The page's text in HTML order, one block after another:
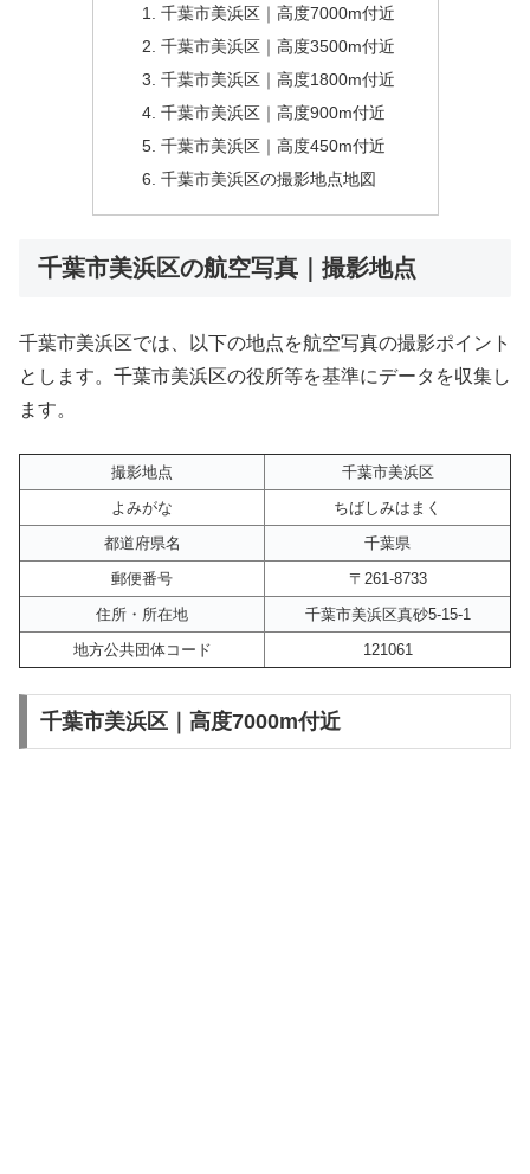
千葉市美浜区｜高度7000m付近
千葉市美浜区｜高度3500m付近
千葉市美浜区｜高度1800m付近
千葉市美浜区｜高度900m付近
千葉市美浜区｜高度450m付近
千葉市美浜区の撮影地点地図
千葉市美浜区の航空写真｜撮影地点
千葉市美浜区では、以下の地点を航空写真の撮影ポイント
とします。千葉市美浜区の役所等を基準にデータを収集し
ます。
撮影地点
千葉市美浜区
よみがな
ちばしみはまく
都道府県名
千葉県
郵便番号
〒261-8733
住所・所在地
千葉市美浜区真砂5-15-1
地方公共団体コード
121061
千葉市美浜区｜高度7000m付近